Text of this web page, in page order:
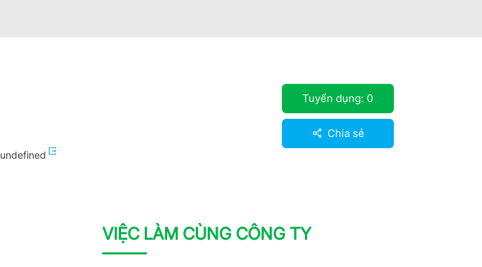
undefined
Tuyển dụng: 0
Chia sẻ
VIỆC LÀM CÙNG CÔNG TY